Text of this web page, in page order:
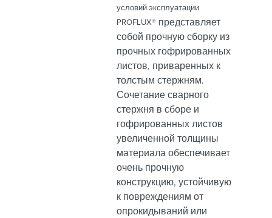
условий эксплуатации
PROFLUX® представляет
собой прочную сборку из
прочных гофрированных
листов, приваренных к
толстым стержням.
Сочетание сварного
стержня в сборе и
гофрированных листов
увеличенной толщины
материала обеспечивает
очень прочную
конструкцию, устойчивую
к повреждениям от
опрокидываний или